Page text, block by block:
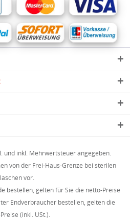
und inkl. Mehrwertsteuer angegeben.
von der Frei-Haus-Grenze bei sterilen
vor.
bestellen, gelten für Sie die netto-Preise
Endverbraucher bestellen, gelten die
(inkl. USt.).